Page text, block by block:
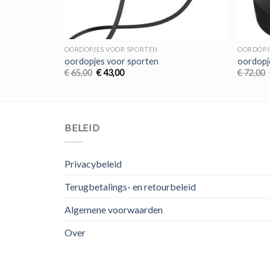
OORDOPJES VOOR SPORTEN
oordopjes voor sporten
€65,00 Oorspronkelijke
€43,00Huidige
€72,00
BELEID
Privacybeleid
Terugbetalings- en retourbeleid
Algemene voorwaarden
Over